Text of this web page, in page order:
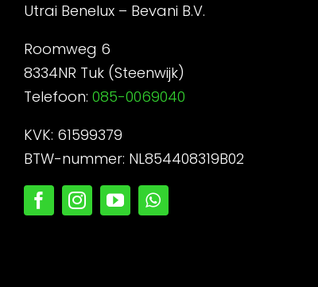
Utrai Benelux – Bevani B.V.
Roomweg 6
8334NR Tuk (Steenwijk)
Telefoon: 085-0069040
KVK: 61599379
BTW-nummer: NL854408319B02